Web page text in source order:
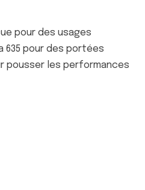
pour des usages
635 pour des portées
pousser les performances